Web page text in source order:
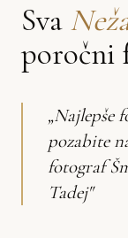
Sva
poročni
„Najlepše
pozabite
fotograf
Tadej"